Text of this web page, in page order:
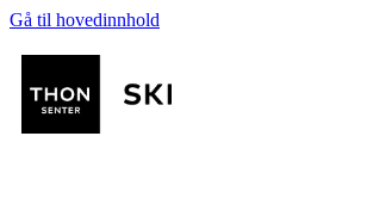
Gå til hovedinnhold